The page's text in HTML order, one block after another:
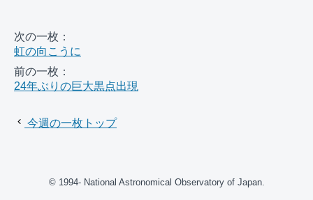
次の一枚：
虹の向こうに
前の一枚：
24年ぶりの巨大黒点出現
今週の一枚トップ
© 1994- National Astronomical Observatory of Japan.